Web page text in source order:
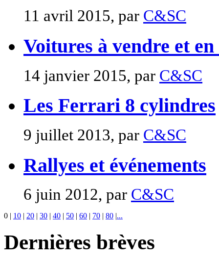
11 avril 2015, par C&SC
Voitures à vendre et
14 janvier 2015, par C&SC
Les Ferrari 8 cylindres
9 juillet 2013, par C&SC
Rallyes et événements
6 juin 2012, par C&SC
0 | 10 | 20 | 30 | 40 | 50 | 60 | 70 | 80 |...
Dernières brèves